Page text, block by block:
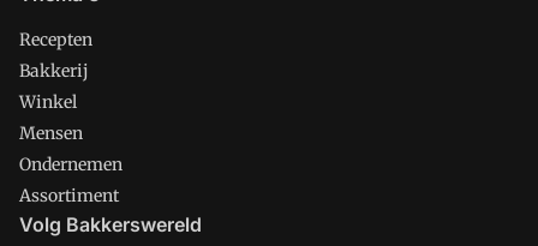
Recepten
Bakkerij
Winkel
Mensen
Ondernemen
Assortiment
Volg Bakkerswereld